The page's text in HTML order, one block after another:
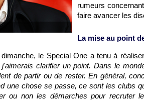
rumeurs
faire avancer les
La mise au point
le Special One a tenu à
j'aimerais clarifier un point. Dans le
de partir ou de rester. En général,
une chose se passe, ce sont les clubs
ou non les démarches pour recruter